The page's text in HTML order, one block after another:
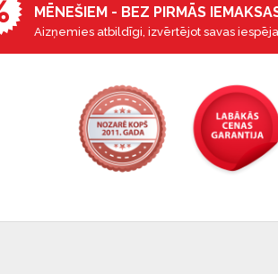
MĒNEŠIEM - BEZ PIRMĀS
Aizņemies atbildīgi, izvērtējot savas